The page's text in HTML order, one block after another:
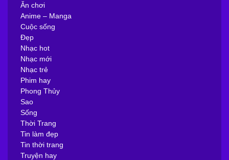
Ăn chơi
Anime – Manga
Cuộc sống
Đẹp
Nhạc hot
Nhạc mới
Nhạc trẻ
Phim hay
Phong Thủy
Sao
Sống
Thời Trang
Tin làm đẹp
Tin thời trang
Truyện hay